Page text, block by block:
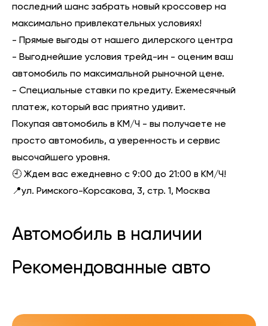
последний шанс забрать новый кроссовер на
максимально привлекательных условиях!
- Прямые выгоды от нашего дилерского центра
- Выгоднейшие условия трейд-ин - оценим ваш
автомобиль по максимальной рыночной цене.
- Специальные ставки по кредиту. Ежемесячный
платеж, который вас приятно удивит.
Покупая автомобиль в КМ/Ч - вы получаете не
просто автомобиль, а уверенность и сервис
высочайшего уровня.
🕘 Ждем вас ежедневно с 9:00 до 21:00 в КМ/Ч!
📍ул. Римского-Корсакова, 3, стр. 1, Москва
Автомобиль в наличии
Рекомендованные авто